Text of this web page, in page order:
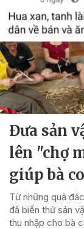
Đưa sản
lên "chợ
giúp bà
Từ những quả
đã biến thứ sản
thu nhập cho bà